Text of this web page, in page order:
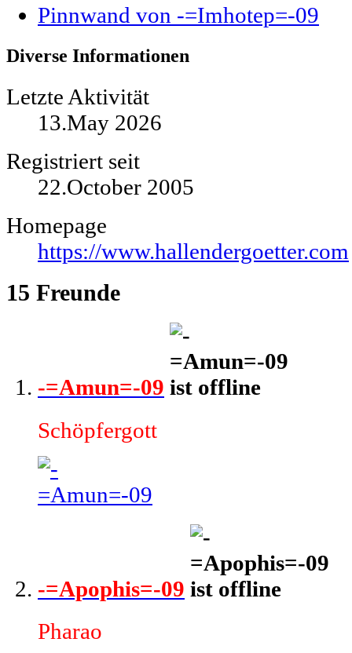
Pinnwand von -=Imhotep=-09
Diverse Informationen
Letzte Aktivität
13.May 2026
Registriert seit
22.October 2005
Homepage
https://www.hallendergoetter.com
15 Freunde
-=Amun=-09
Schöpfergott
-=Apophis=-09
Pharao